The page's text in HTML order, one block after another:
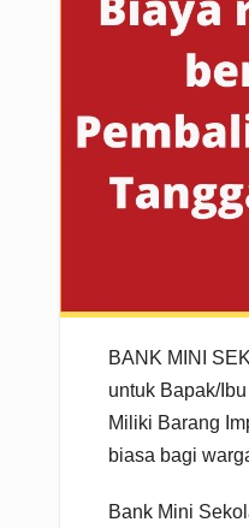
BANK MINI
untuk Bapak/
Miliki Barang
biasa bagi
Bank Mini